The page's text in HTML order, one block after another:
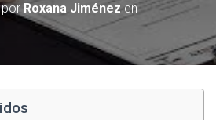
porRoxana Jiménezen